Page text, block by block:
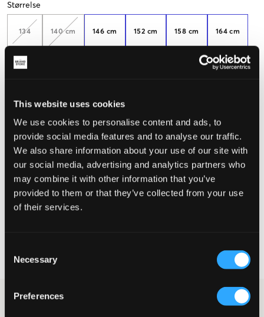
This website uses cookies
We use cookies to personalise content and ads, to
provide social media features and to analyse our traffic.
We also share information about your use of our site with
our social media, advertising and analytics partners who
may combine it with other information that you’ve
provided to them or that they’ve collected from your use
of their services.
Selection
Necessary
Preferences
Størrelse
134 140 cm 146 cm 152 cm 158 cm 164 cm
Opplevd størrelse
Liten Riktig Stor
STØRRELSESTABELL
VELG EN STØRRELSE
Retur- og bytterett i 60 dager
Garcia jeansshorts i en grå vask. Fem-lommers modell med